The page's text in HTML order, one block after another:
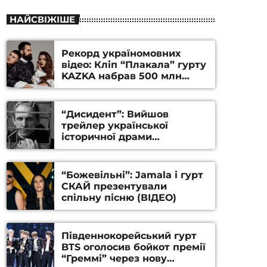
НАЙСВІЖІШЕ
Рекорд україномовних
відео: Кліп “Плакала” гурту
KAZKA набрав 500 млн
переглядів на YouTube
“Дисидент”: Вийшов
трейлер української
історичної драми
Станіслава Гуренка та
Андрія Алфьорова (ВІДЕО)
“Божевільні”: Jamala і гурт
СКАЙ презентували
спільну пісню (ВІДЕО)
Південнокорейський гурт
BTS оголосив бойкот премії
“Греммі” через нову